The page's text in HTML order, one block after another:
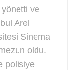
ve
Arel
Sinema
oldu.
polisiye